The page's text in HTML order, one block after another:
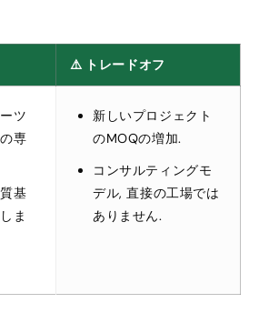
⚠️ トレードオフ
ツ
専
基
ま
新しいプロジェクト
のMOQの増加.
コンサルティングモ
デル, 直接の工場では
ありません.